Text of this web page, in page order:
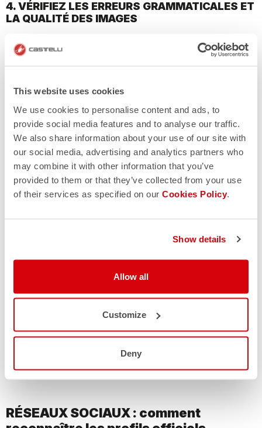
This website uses cookies
We use cookies to personalise content and ads, to
provide social media features and to analyse our traffic.
We also share information about your use of our site with
our social media, advertising and analytics partners who
may combine it with other information that you’ve
provided to them or that they’ve collected from your use
of their services as specified on our Cookies Policy.
Show details
Allow all
Customize
Deny
4. VÉRIFIEZ LES ERREURS GRAMMATICALES ET
LA QUALITÉ DES IMAGES
Faites attention aux textes ; toute erreur grammaticale ou
orthographique sur le site peut indiquer qu’il est amateur.
images et des textes superposés ou des liens qui mènent à
à la qualité des images, souvent quand la résolution est de
mauvaise ou pixélisée, cela peut indiquer que les images
ont été exportées de Google ou directement téléchargées
depuis notre site officiel.
des options de paiement sécurisées, y compris les cartes
de crédit ou de débit et PayPal. Vérifiez également la
politique de retour et de remboursement. Si la politique de
quittez-le immédiatement, car c’est presque certainement
un faux site. Vous pouvez trouver la nôtre ici :
RÉSEAUX SOCIAUX : comment